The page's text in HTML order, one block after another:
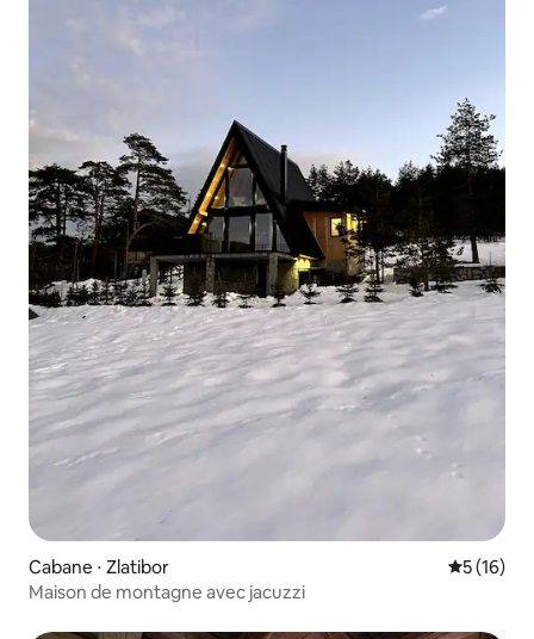
Cabane ⋅ Zlatibor
5 (16)
Maison de montagne avec jacuzzi